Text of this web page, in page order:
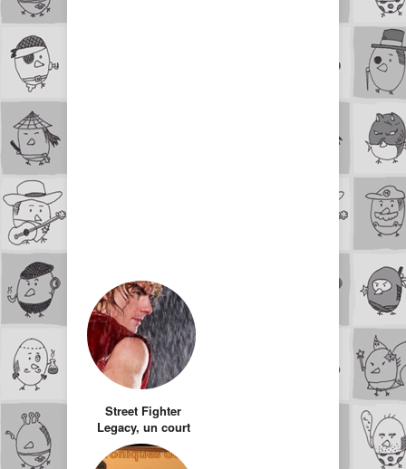
Street Fighter
Legacy, un court
métrage fait par
des fans pour les